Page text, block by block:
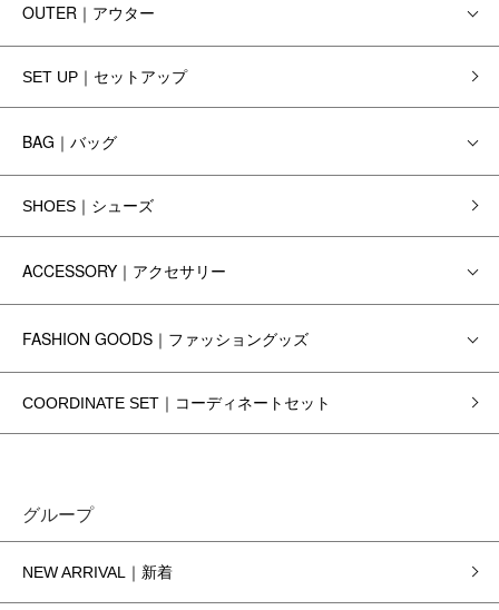
OUTER｜アウター
SET UP｜セットアップ
BAG｜バッグ
SHOES｜シューズ
ACCESSORY｜アクセサリー
FASHION GOODS｜ファッショングッズ
COORDINATE SET｜コーディネートセット
グループ
NEW ARRIVAL｜新着